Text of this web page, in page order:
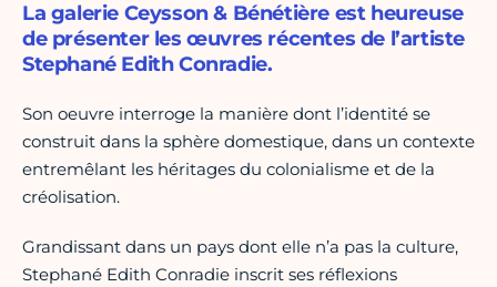
La galerie Ceysson & Bénétière est heureuse
de présenter les œuvres récentes de l’artiste
Stephané Edith Conradie.
Son oeuvre interroge la manière dont l’identité se
construit dans la sphère domestique, dans un contexte
entremêlant les héritages du colonialisme et de la
créolisation.
Grandissant dans un pays dont elle n’a pas la culture,
Stephané Edith Conradie inscrit ses réflexions